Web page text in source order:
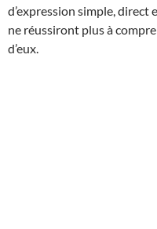
d’expression simple,
ne réussiront plus à
d’eux.